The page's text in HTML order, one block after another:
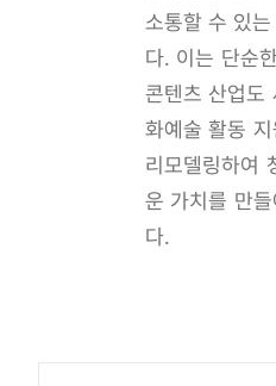
소통할 수 있
다. 이는 단순
콘텐츠 산업도
화예술 활동
리모델링하여
운 가치를 만
다.